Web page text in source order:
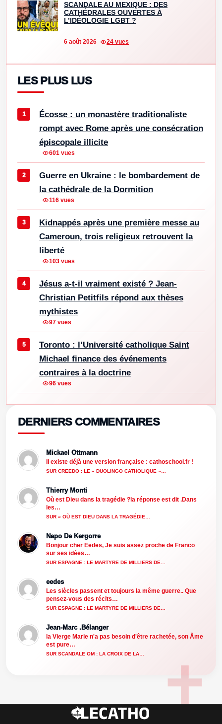
SCANDALE AU MEXIQUE : DES
CATHÉDRALES OUVERTES À
L’IDÉOLOGIE LGBT ?
6 août 2026 24 vues
LES PLUS LUS
Écosse : un monastère traditionaliste
rompt avec Rome après une consécration
épiscopale illicite
601 vues
Guerre en Ukraine : le bombardement de
la cathédrale de la Dormition
116 vues
Kidnappés après une première messe au
Cameroun, trois religieux retrouvent la
liberté
103 vues
Jésus a-t-il vraiment existé ? Jean-
Christian Petitfils répond aux thèses
mythistes
97 vues
Toronto : l’Université catholique Saint
Michael finance des événements
contraires à la doctrine
96 vues
DERNIERS COMMENTAIRES
Mickael Ottmann
Il existe déjà une version française : cathoschool.fr !
SUR CREEDO : LE « DUOLINGO CATHOLIQUE »…
Thierry Monti
Où est Dieu dans la tragédie ?la réponse est dit .Dans
les…
SUR « OÙ EST DIEU DANS LA TRAGÉDIE…
Napo De Kergorre
Bonjour cher Eedes, Je suis assez proche de Franco
sur ses idées…
SUR ESPAGNE : LE MARTYRE DE MILLIERS DE…
eedes
Les siècles passent et toujours la même guerre.. Que
pensez-vous des récits…
SUR ESPAGNE : LE MARTYRE DE MILLIERS DE…
Jean-Marc .Bélanger
la Vierge Marie n'a pas besoin d'être rachetée, son Âme
est pure…
SUR SCANDALE OM : LA CROIX DE LA…